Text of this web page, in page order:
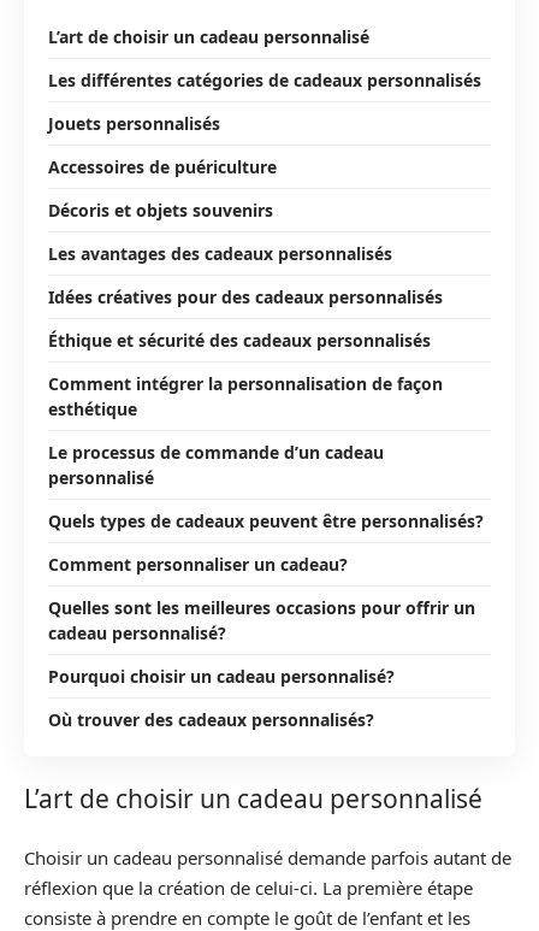
L’art de choisir un cadeau personnalisé
Les différentes catégories de cadeaux personnalisés
Jouets personnalisés
Accessoires de puériculture
Décoris et objets souvenirs
Les avantages des cadeaux personnalisés
Idées créatives pour des cadeaux personnalisés
Éthique et sécurité des cadeaux personnalisés
Comment intégrer la personnalisation de façon
esthétique
Le processus de commande d’un cadeau
personnalisé
Quels types de cadeaux peuvent être personnalisés?
Comment personnaliser un cadeau?
Quelles sont les meilleures occasions pour offrir un
cadeau personnalisé?
Pourquoi choisir un cadeau personnalisé?
Où trouver des cadeaux personnalisés?
L’art de choisir un cadeau personnalisé
Choisir un cadeau personnalisé demande parfois autant de
réflexion que la création de celui-ci. La première étape
consiste à prendre en compte le goût de l’enfant et les